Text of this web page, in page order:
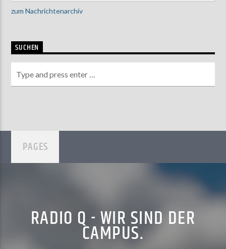
zum Nachrichtenarchiv
SUCHEN
PAGES
RADIO Q - WIR SIND DER
CAMPUS.